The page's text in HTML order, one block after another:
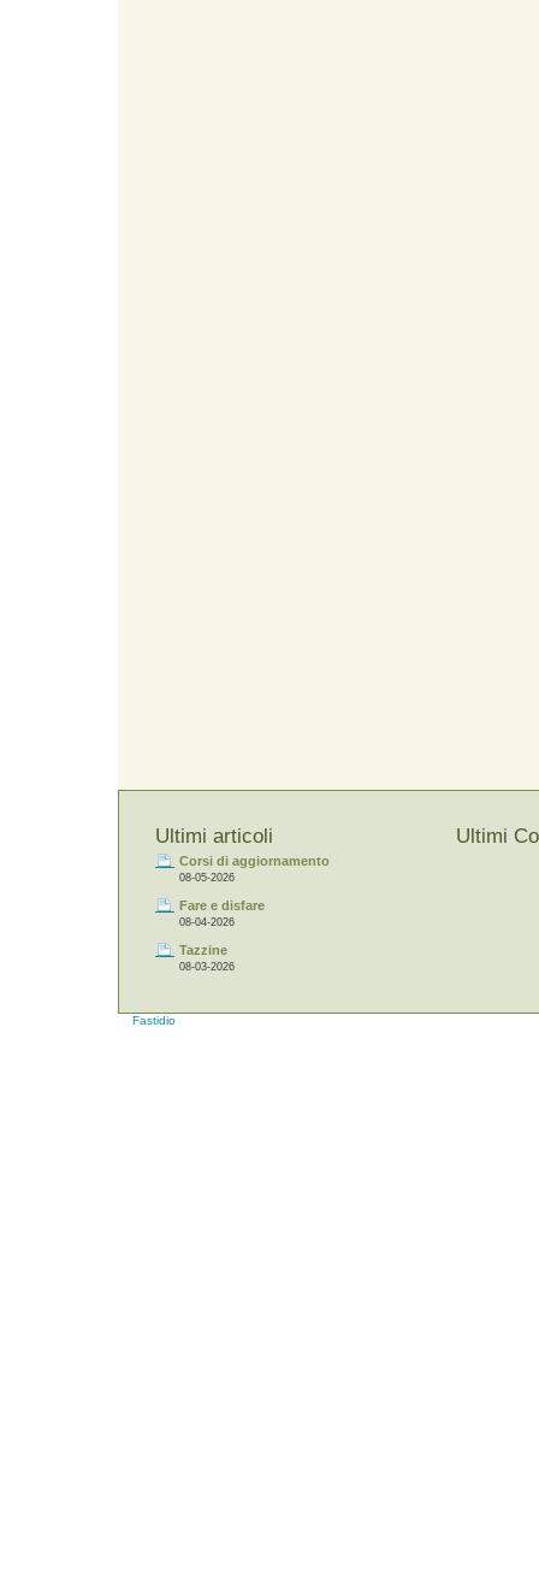
Ultimi articoli
Corsi di aggiornamento
08-05-2026
Fare e disfare
08-04-2026
Tazzine
08-03-2026
Ultimi
Fastidio